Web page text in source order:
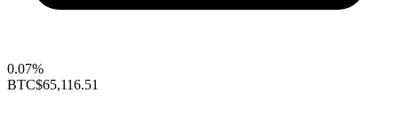
0.07%
BTC$65,116.51